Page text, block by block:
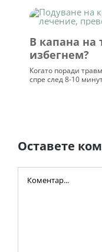
В капана на
избегнем?
Когато поради
спре след 8-10
Оставете